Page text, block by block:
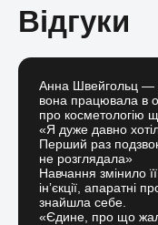
Відгуки
Анна Швейгольц —
вона працювала в
про косметологію
«Я дуже давно
Перший раз
не розглядала»
Навчання змінило
інʼєкції, апаратні
знайшла себе.
«Єдине, про що